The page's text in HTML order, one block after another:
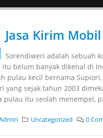
Jasa Kirim
Sorendiweri adalah sebuah
itu belum banyak dikenal di
pulau kecil bernama
yang sejak tahun 2003
pulau itu seolah menempel,
Uncategorized 0